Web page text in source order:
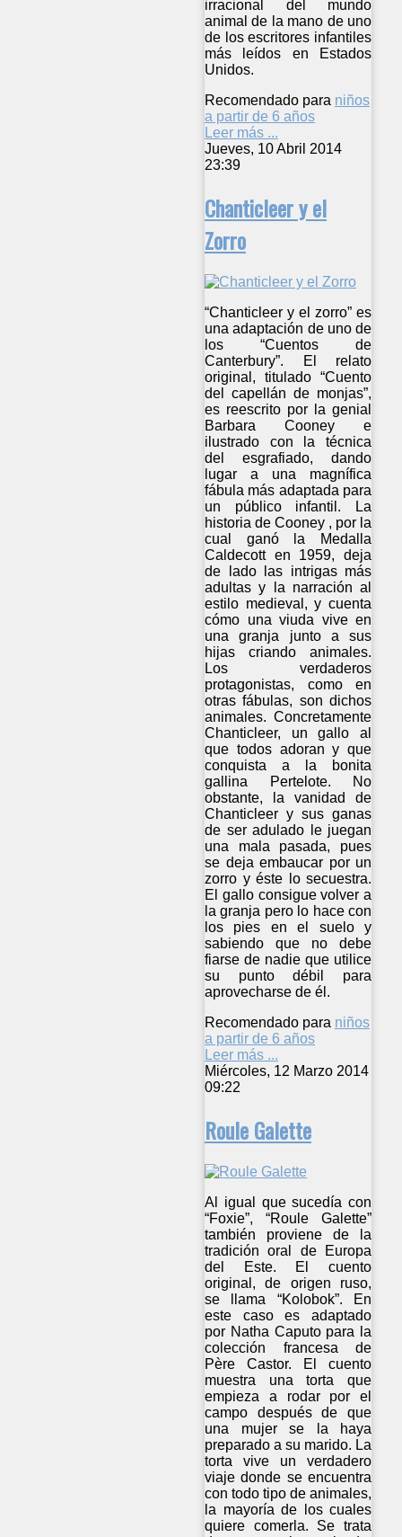
irracional del mundo
animal de la mano de uno
de los escritores infantiles
más leídos en Estados
Unidos.
Recomendado para niños
a partir de 6 años
Leer más ...
Jueves, 10 Abril 2014
23:39
Chanticleer y el
Zorro
“Chanticleer y el zorro” es
una adaptación de uno de
los “Cuentos de
Canterbury”. El relato
original, titulado “Cuento
del capellán de monjas”,
es reescrito por la genial
Barbara Cooney e
ilustrado con la técnica
del esgrafiado, dando
lugar a una magnífica
fábula más adaptada para
un público infantil. La
historia de Cooney , por la
cual ganó la Medalla
Caldecott en 1959, deja
de lado las intrigas más
adultas y la narración al
estilo medieval, y cuenta
cómo una viuda vive en
una granja junto a sus
hijas criando animales.
Los verdaderos
protagonistas, como en
otras fábulas, son dichos
animales. Concretamente
Chanticleer, un gallo al
que todos adoran y que
conquista a la bonita
gallina Pertelote. No
obstante, la vanidad de
Chanticleer y sus ganas
de ser adulado le juegan
una mala pasada, pues
se deja embaucar por un
zorro y éste lo secuestra.
El gallo consigue volver a
la granja pero lo hace con
los pies en el suelo y
sabiendo que no debe
fiarse de nadie que utilice
su punto débil para
aprovecharse de él.
Recomendado para niños
a partir de 6 años
Leer más ...
Miércoles, 12 Marzo 2014
09:22
Roule Galette
Al igual que sucedía con
“Foxie”, “Roule Galette”
también proviene de la
tradición oral de Europa
del Este. El cuento
original, de origen ruso,
se llama “Kolobok”. En
este caso es adaptado
por Natha Caputo para la
colección francesa de
Père Castor. El cuento
muestra una torta que
empieza a rodar por el
campo después de que
una mujer se la haya
preparado a su marido. La
torta vive un verdadero
viaje donde se encuentra
con todo tipo de animales,
la mayoría de los cuales
quiere comerla. Se trata